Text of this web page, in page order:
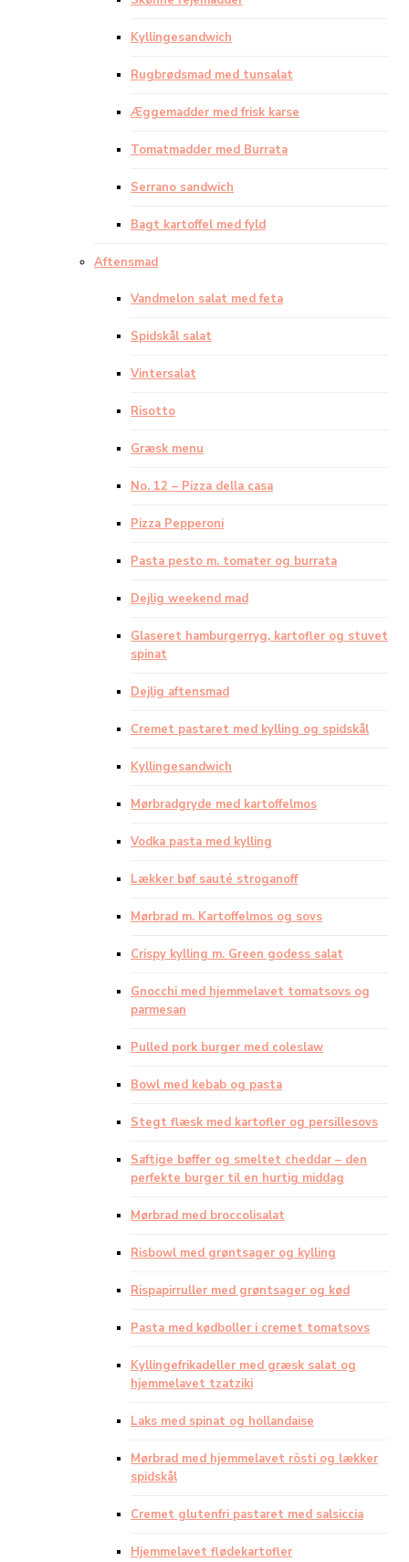
Kyllingesandwich
Rugbrødsmad med tunsalat
Æggemadder med frisk karse
Tomatmadder med Burrata
Serrano sandwich
Bagt kartoffel med fyld
Aftensmad
Vandmelon salat med feta
Spidskål salat
Vintersalat
Risotto
Græsk menu
No. 12 – Pizza della casa
Pizza Pepperoni
Pasta pesto m. tomater og burrata
Dejlig weekend mad
Glaseret hamburgerryg, kartofler og stuvet
spinat
Dejlig aftensmad
Cremet pastaret med kylling og spidskål
Kyllingesandwich
Mørbradgryde med kartoffelmos
Vodka pasta med kylling
Lækker bøf sauté stroganoff
Mørbrad m. Kartoffelmos og sovs
Crispy kylling m. Green godess salat
Gnocchi med hjemmelavet tomatsovs og
parmesan
Pulled pork burger med coleslaw
Bowl med kebab og pasta
Stegt flæsk med kartofler og persillesovs
Saftige bøffer og smeltet cheddar – den
perfekte burger til en hurtig middag
Mørbrad med broccolisalat
Risbowl med grøntsager og kylling
Rispapirruller med grøntsager og kød
Pasta med kødboller i cremet tomatsovs
Kyllingefrikadeller med græsk salat og
hjemmelavet tzatziki
Laks med spinat og hollandaise
Mørbrad med hjemmelavet rösti og lækker
spidskål
Cremet glutenfri pastaret med salsiccia
Hjemmelavet flødekartofler